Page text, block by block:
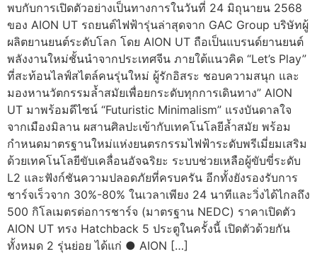
พบกับการเปิดตัวอย่างเป็นทางการในวันที่ 24 มิถุนายน 2568
ของ AION UT รถยนต์ไฟฟ้ารุ่นล่าสุดจาก GAC Group บริษัทผู้
ผลิตยานยนต์ระดับโลก โดย AION UT ถือเป็นแบรนด์ยานยนต์
พลังงานใหม่ชั้นนำจากประเทศจีน ภายใต้แนวคิด “Let’s Play”
ที่สะท้อนไลฟ์สไตล์คนรุ่นใหม่ ผู้รักอิสระ ชอบความสนุก และ
มองหานวัตกรรมล้ำสมัยเพื่อยกระดับทุกการเดินทาง” AION
UT มาพร้อมดีไซน์ “Futuristic Minimalism” แรงบันดาลใจ
จากเมืองมิลาน ผสานศิลปะเข้ากับเทคโนโลยีล้ำสมัย พร้อม
กำหนดมาตรฐานใหม่แห่งยนตรกรรมไฟฟ้าระดับพรีเมี่ยมเสริม
ด้วยเทคโนโลยีขับเคลื่อนอัจฉริยะ ระบบช่วยเหลือผู้ขับขี่ระดับ
L2 และฟังก์ชันความปลอดภัยที่ครบครัน อีกทั้งยังรองรับการ
ชาร์จเร็วจาก 30%-80% ในเวลาเพียง 24 นาทีและวิ่งได้ไกลถึง
500 กิโลเมตรต่อการชาร์จ (มาตรฐาน NEDC) ราคาเปิดตัว
AION UT ทรง Hatchback 5 ประตูในครั้งนี้ เปิดตัวด้วยกัน
ทั้งหมด 2 รุ่นย่อย ได้แก่ ● AION […]